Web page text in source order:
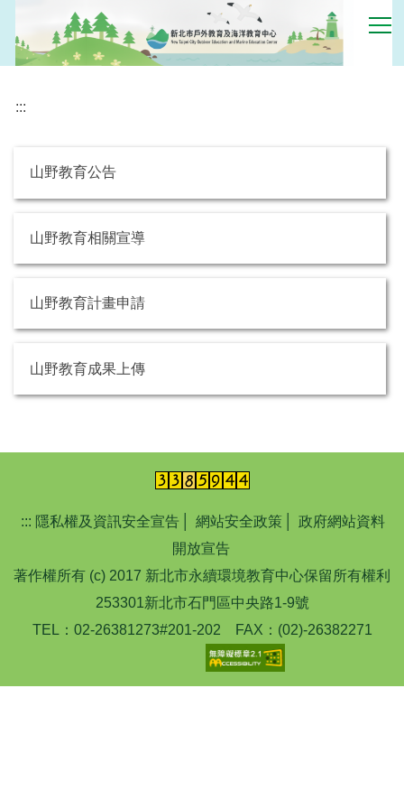
到
主
內
:::
山野教育公告
山野教育相關宣導
山野教育計畫申請
山野教育成果上傳
::: 隱私權及資訊安全宣告 網站安全政策
政府網站資料
開放宣告
著作權所有 (c) 2017 新北市永續環境教育中心保留所有權利
253301新北市石門區中央路1-9號
TEL：02-26381273#201-202 FAX：(02)-26382271